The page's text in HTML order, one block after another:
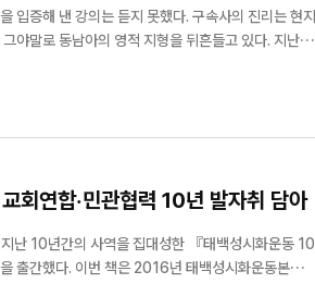
입증해 낸 강의는 듣지 못했다. 구속사의 진리는 현지
회연합·민관협력 10년 발자취 담아
난 10년간의 사역을 집대성한 『태백성시화운동 10
성시화운동본부